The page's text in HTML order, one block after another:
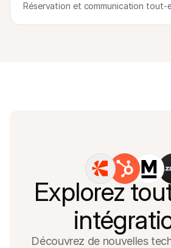
Réservation et communication tout-
Explorez
Découvrez de nouvelles